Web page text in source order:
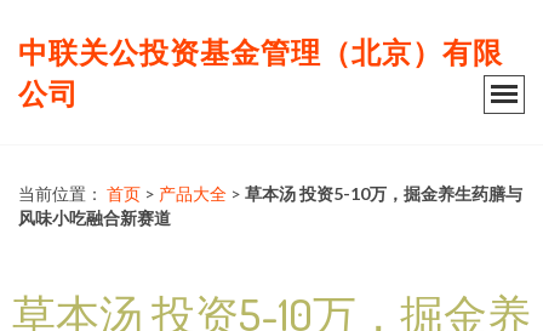
中联关公投资基金管理（北京）有限
公司
当前位置： 首页 > 产品大全 > 草本汤 投资5-10万，掘金养生药膳与
风味小吃融合新赛道
草本汤 投资5-10万，掘金养